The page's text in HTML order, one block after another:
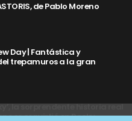
de Pablo Moreno
Day | Fantástica y
trepamuros a la gran
la sorprendente historia real
se convirtió en Rocky